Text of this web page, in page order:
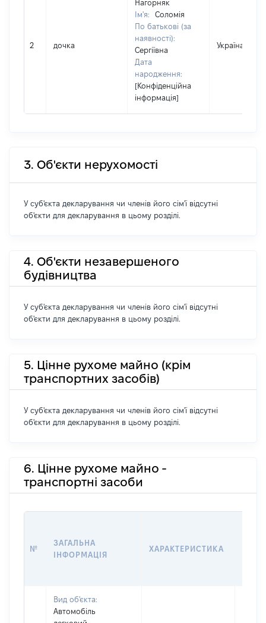
2 дочка
Нагорняк
Ім'я:
Соломія
По батькові (за
наявності):
Сергіївна
Дата
народження:
[Конфіденційна
інформація]
Україна
3. Об'єкти нерухомості
У суб'єкта декларування чи членів його сім'ї відсутні
об'єкти для декларування в цьому розділі.
4. Об'єкти незавершеного
будівництва
У суб'єкта декларування чи членів його сім'ї відсутні
об'єкти для декларування в цьому розділі.
5. Цінне рухоме майно (крім
транспортних засобів)
У суб'єкта декларування чи членів його сім'ї відсутні
об'єкти для декларування в цьому розділі.
6. Цінне рухоме майно -
транспортні засоби
№
ЗАГАЛЬНА
ІНФОРМАЦІЯ
ХАРАКТЕРИСТИКА
Вид об'єкта:
Автомобіль